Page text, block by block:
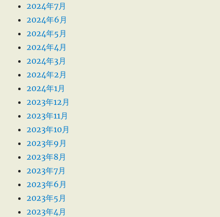
2024年7月
2024年6月
2024年5月
2024年4月
2024年3月
2024年2月
2024年1月
2023年12月
2023年11月
2023年10月
2023年9月
2023年8月
2023年7月
2023年6月
2023年5月
2023年4月